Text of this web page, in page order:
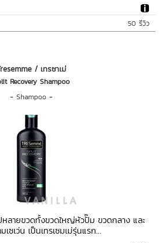
50 รีวิว
/ เทรซาเม่
Recovery Shampoo
-Shampoo -
หลายขวดทั้งขวดใหญ่หัวปั๊ม ขวดกลาง และ
ซเว่น เป็นเทรเซมเม่รุ่นแรก...